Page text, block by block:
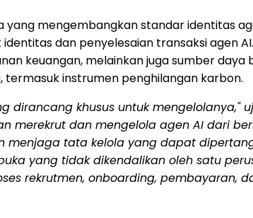
mengembangkan standar identitas
dan penyelesaian transaksi agen
keuangan, melainkan juga sumber daya
instrumen penghilangan karbon.
dirancang khusus untuk mengelolanya,"
merekrut dan mengelola agen AI dari
menjaga tata kelola yang dapat
yang tidak dikendalikan oleh satu
rekrutmen, onboarding, pembayaran,